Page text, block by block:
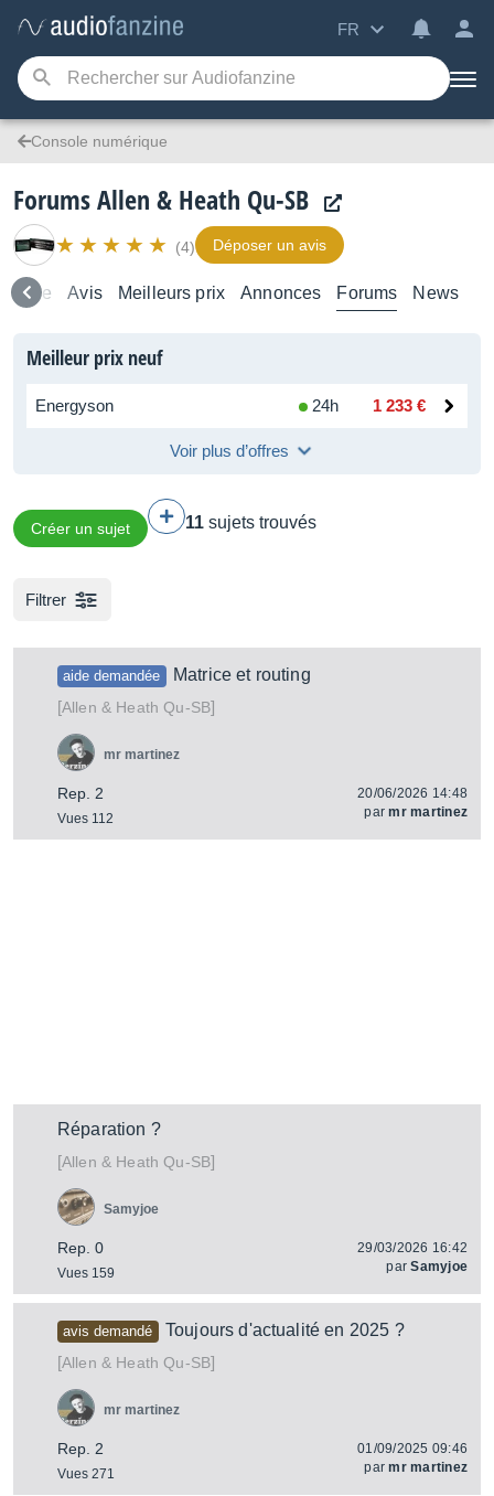
FR
Console numérique
Forums Allen & Heath Qu-SB
(4) Déposer un avis
Avis Meilleurs prix Annonces Forums News
Meilleur prix neuf
Energyson 24h 1 233 €
Voir plus d’offres
Créer un sujet 11 sujets trouvés
Filtrer
aide demandée
Matrice et routing
[Allen & Heath Qu-SB]
Rep. 2
Vues 112
mr martinez
20/06/2026 14:48
parmr martinez
Réparation ?
[Allen & Heath Qu-SB]
Rep. 0
Vues 159
Samyjoe
29/03/2026 16:42
parSamyjoe
avis demandé
Toujours d'actualité en 2025 ?
[Allen & Heath Qu-SB]
Rep. 2
Vues 271
mr martinez
01/09/2025 09:46
parmr martinez